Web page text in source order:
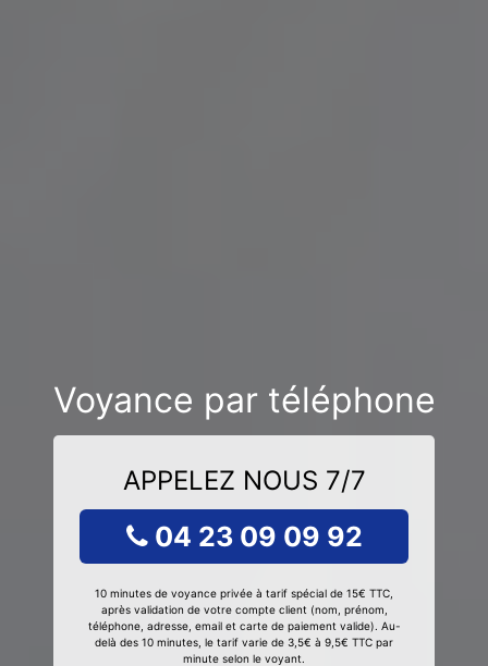
Voyance par téléphone
APPELEZ NOUS 7/7
04 23 09 09 92
10 minutes de voyance privée à tarif spécial de 15€ TTC,
après validation de votre compte client (nom, prénom,
téléphone, adresse, email et carte de paiement valide). Au-
delà des 10 minutes, le tarif varie de 3,5€ à 9,5€ TTC par
minute selon le voyant.